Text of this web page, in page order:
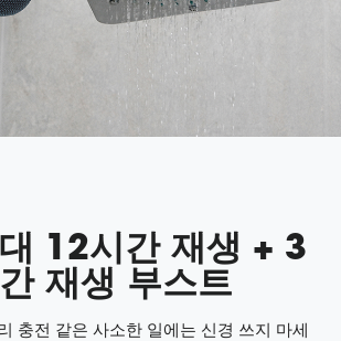
12시간 재생 + 3
재생 부스트
충전 같은 사소한 일에는 신경 쓰지 마세